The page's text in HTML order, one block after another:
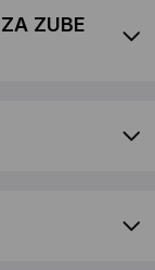
ZUBE